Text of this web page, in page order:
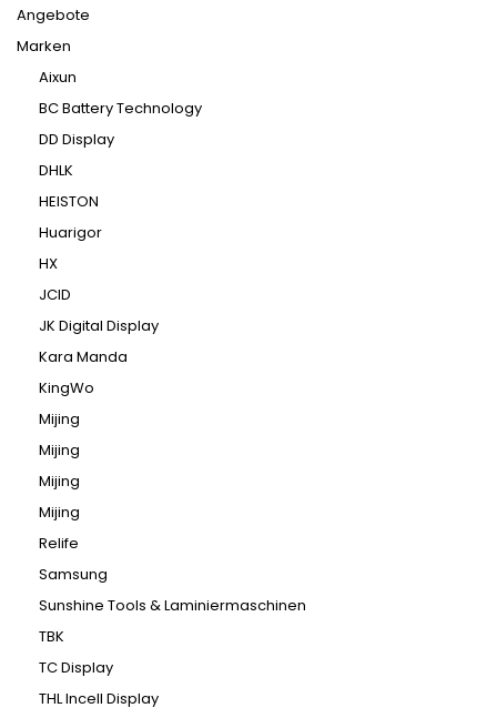
Angebote
Marken
Aixun
BC Battery Technology
DD Display
DHLK
HEISTON
Huarigor
HX
JCID
JK Digital Display
Kara Manda
KingWo
Mijing
Mijing
Mijing
Mijing
Relife
Samsung
Sunshine Tools & Laminiermaschinen
TBK
TC Display
THL Incell Display